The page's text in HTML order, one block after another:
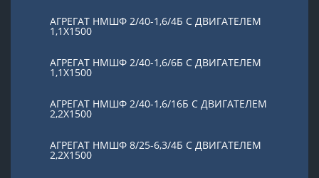
АГРЕГАТ НМШФ 2/40-1,6/4Б С ДВИГАТЕЛЕМ
1,1Х1500
АГРЕГАТ НМШФ 2/40-1,6/6Б С ДВИГАТЕЛЕМ
1,1Х1500
АГРЕГАТ НМШФ 2/40-1,6/16Б С ДВИГАТЕЛЕМ
2,2Х1500
АГРЕГАТ НМШФ 8/25-6,3/4Б С ДВИГАТЕЛЕМ
2,2Х1500